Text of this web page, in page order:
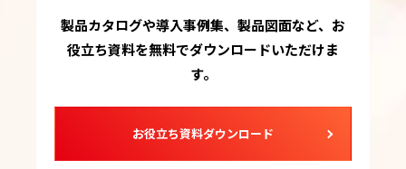
製品カタログや導入事例集、製品図面など、お
役立ち資料を無料でダウンロードいただけま
す。
お役立ち資料ダウンロード